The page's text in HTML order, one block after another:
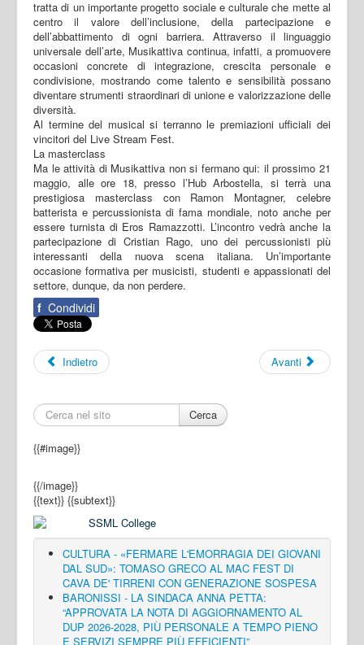
tratta di un importante progetto sociale e culturale che mette al
centro il valore dell’inclusione, della partecipazione e
dell’abbattimento di ogni barriera. Attraverso il linguaggio
universale dell’arte, Musikattiva continua, infatti, a promuovere
occasioni concrete di integrazione, crescita personale e
condivisione, mostrando come talento e sensibilità possano
diventare strumenti straordinari di unione e valorizzazione delle
diversità.
Al termine del musical si terranno le premiazioni ufficiali dei
vincitori del Live Stream Fest.
La masterclass
Ma le attività di Musikattiva non si fermano qui: il prossimo 21
maggio, alle ore 18, presso l’Hub Arbostella, si terrà una
prestigiosa masterclass con Ramon Montagner, celebre
batterista e percussionista di fama mondiale, noto anche per
essere turnista di Eros Ramazzotti. L’incontro vedrà anche la
partecipazione di Cristian Rago, uno dei percussionisti più
interessanti della nuova scena italiana. Un’importante
occasione formativa per musicisti, studenti e appassionati del
settore, dunque, da non perdere.
f Condividi
Indietro Avanti
Cerca
{{#image}}
{{/image}}
{{text}} {{subtext}}
CULTURA - «FERMARE L'EMORRAGIA DEI GIOVANI
DAL SUD»: TOMASO GRECO AL MAC FEST DI
CAVA DE' TIRRENI CON GENERAZIONE SOSPESA
BARONISSI - LA SINDACA ANNA PETTA:
“APPROVATA LA NOTA DI AGGIORNAMENTO AL
DUP 2026-2028, PIÙ PERSONALE A TEMPO PIENO
E SERVIZI SEMPRE PIÙ EFFICIENTI”